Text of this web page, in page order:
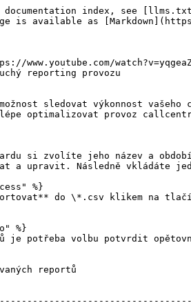
documentation index, see
is available as
www.youtube.com/
reporting provozu
sledovat výkonnost
lépe optimalizovat provoz
si zvolíte jeho název a
a upravit. Následně vkládáte
%}
do \*.csv klikem na
%}
je potřeba volbu potvrdit
reportů